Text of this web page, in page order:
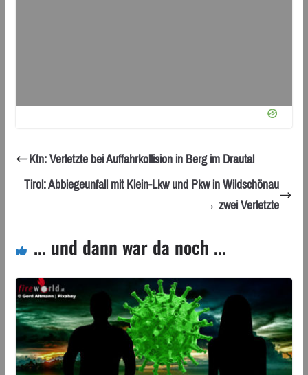
Ktn: Verletzte bei Auffahrkollision in Berg im Drautal
Tirol: Abbiegeunfall mit Klein-Lkw und Pkw in Wildschönau
→ zwei Verletzte
... und dann war da noch ...